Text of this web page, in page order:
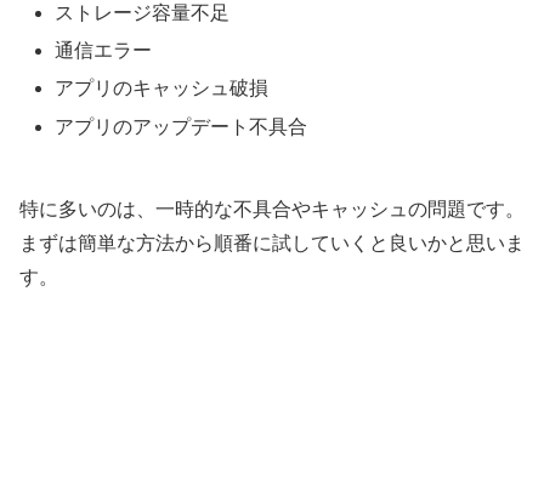
ストレージ容量不足
通信エラー
アプリのキャッシュ破損
アプリのアップデート不具合
特に多いのは、一時的な不具合やキャッシュの問題です。
まずは簡単な方法から順番に試していくと良いかと思いま
す。